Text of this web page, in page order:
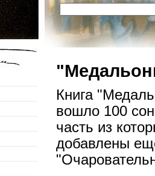
Книга
вошло 100
часть из
добавлены